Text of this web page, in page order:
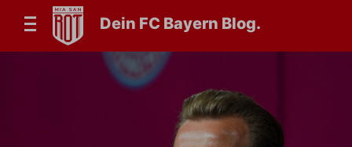
Dein FC Bayern Blog.